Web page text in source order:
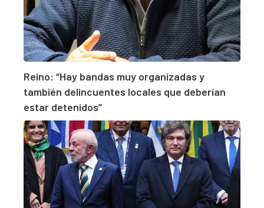
Reino: “Hay bandas muy organizadas y
también delincuentes locales que deberían
estar detenidos”